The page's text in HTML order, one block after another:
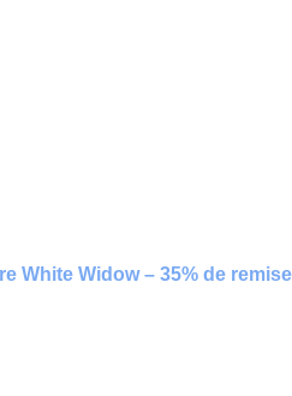
White Widow – 35% de